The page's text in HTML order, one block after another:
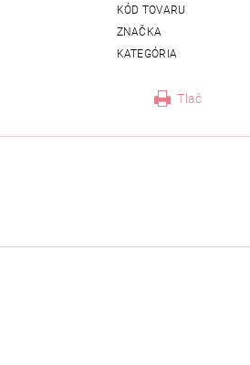
KÓD TOVARU
ZNAČKA
KATEGÓRIA
Tlač